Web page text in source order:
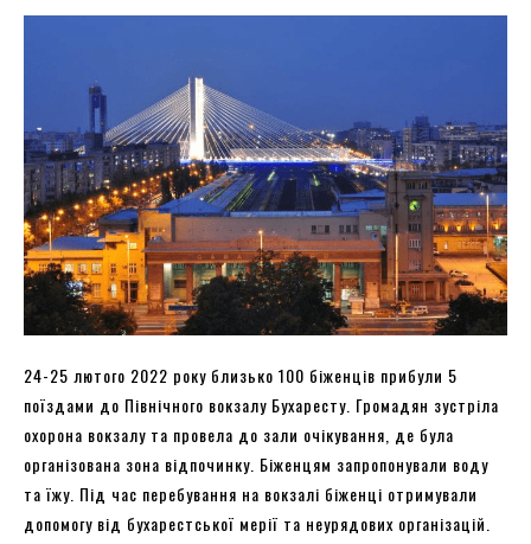
24-25 лютого 2022 року близько 100 біженців прибули 5
поїздами до Північного вокзалу Бухаресту. Громадян зустріла
охорона вокзалу та провела до зали очікування, де була
організована зона відпочинку. Біженцям запропонували воду
та їжу. Під час перебування на вокзалі біженці отримували
допомогу від бухарестської мерії та неурядових організацій.